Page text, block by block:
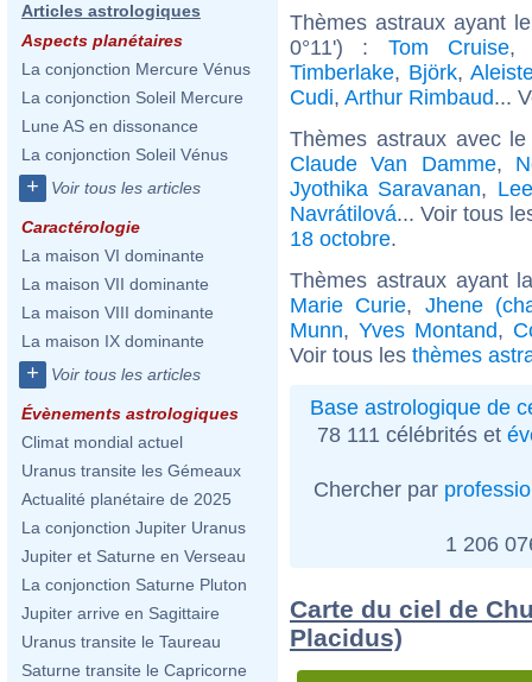
Articles astrologiques
Aspects planétaires
La conjonction Mercure Vénus
La conjonction Soleil Mercure
Lune AS en dissonance
La conjonction Soleil Vénus
+ Voir tous les articles
Caractérologie
La maison VI dominante
La maison VII dominante
La maison VIII dominante
La maison IX dominante
+ Voir tous les articles
Évènements astrologiques
Climat mondial actuel
Uranus transite les Gémeaux
Actualité planétaire de 2025
La conjonction Jupiter Uranus
Jupiter et Saturne en Verseau
La conjonction Saturne Pluton
Jupiter arrive en Sagittaire
Uranus transite le Taureau
Saturne transite le Capricorne
Thèmes astraux ayant
0°11') : Tom Cruise
Timberlake, Björk,
Cudi, Arthur Rimbaud...
Thèmes astraux avec
Claude Van Damme,
Jyothika Saravanan,
Navrátilová... Voir tous
18 octobre.
Thèmes astraux ayant
Marie Curie, Jhene
Munn, Yves Montand,
Voir tous les thèmes
Base astrologique de
78 111 célébrités et
Chercher par
1 206
Carte du ciel de
Placidus)